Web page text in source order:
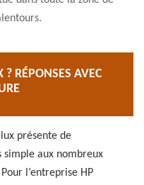
? RÉPONSES AVEC
présente de
simple aux nombreux
l’entreprise HP